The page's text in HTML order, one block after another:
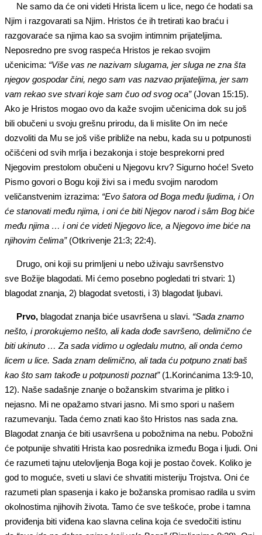
Ne samo da će oni videti Hrista licem u lice, nego će hodati sa
Njim i razgovarati sa Njim. Hristos će ih tretirati kao braću i
razgovaraće sa njima kao sa svojim intimnim prijateljima.
Neposredno pre svog raspeća Hristos je rekao svojim
učenicima: “Više vas ne nazivam slugama, jer sluga ne zna šta
njegov gospodar čini, nego sam vas nazvao prijateljima, jer sam
vam rekao sve stvari koje sam čuo od svog oca”(Jovan 15:15).
Ako je Hristos mogao ovo da kaže svojim učenicima dok su još
bili obučeni u svoju grešnu prirodu, da li mislite On im neće
dozvoliti da Mu se još više približe na nebu, kada su u potpunosti
očišćeni od svih mrlja i bezakonja i stoje besprekorni pred
Njegovim prestolom obučeni u Njegovu krv? Sigurno hoće! Sveto
Pismo govori o Bogu koji živi sa i među svojim narodom
veličanstvenim izrazima: “Evo šatora od Boga među ljudima, i On
će stanovati među njima, i oni će biti Njegov narod isâm Bog biće
među njima … i oni će videti Njegovo lice, a Njegovo ime biće na
njihovim čelima” (Otkrivenje 21:3; 22:4).
Drugo, oni koji su primljeni u nebo uživaju savršenstvo
sve Božije blagodati. Mi ćemo posebno pogledati tri stvari: 1)
blagodat znanja, 2) blagodat svetosti, i 3) blagodat ljubavi.
Prvo, blagodat znanja biće usavršena u slavi. “Sada znamo
nešto, i prorokujemo nešto, ali kada dođe savršeno, delimično će
biti ukinuto … Za sada vidimo u ogledalu mutno, ali onda ćemo
licem u lice. Sada znam delimično, ali tada ću potpuno znati baš
kao što sam takođe u potpunosti poznat”(1.Korinćanima 13:9-10,
12). Naše sadašnje znanje o božanskim stvarima je plitko i
nejasno. Mi ne opažamo stvari jasno. Mi smo spori u našem
razumevanju. Tada ćemo znati kao što Hristos nas sada zna.
Blagodat znanja će biti usavršena u pobožnima na nebu. Pobožni
će potpunije shvatiti Hrista kao posrednika između Boga i ljudi. Oni
će razumeti tajnu utelovljenja Boga koji je postao čovek. Koliko je
god to moguće, sveti u slavi će shvatiti misteriju Trojstva. Oni će
razumeti plan spasenja i kako je božanska promisao radila u svim
okolnostima njihovih života. Tamo će sve teškoće, probe i tamna
proviđenja biti viđena kao slavna celina koja će svedočiti istinu